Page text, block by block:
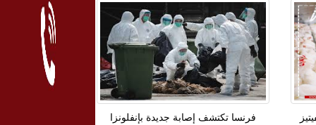
فرنسا تكتشف إصابة جديدة بإنفلونزا